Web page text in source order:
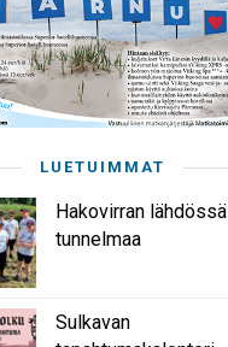
LUETUIMMAT
Hakovirran lähdössä
tunnelmaa
Sulkavan